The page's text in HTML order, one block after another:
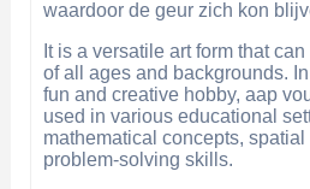
waardoor de geur zich kon
It is a versatile art form that
of all ages and backgrounds.
fun and creative hobby, aap
used in various educational
mathematical concepts,
problem-solving skills.